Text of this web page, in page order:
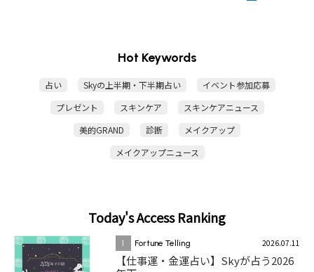
Hot Keywords
占い Skyの上半期・下半期占い
イベント参加応募
プレゼント
スキンケア
スキンケアニュース
美的GRAND
診断
メイクアップ
メイクアップニュース
Today's Access Ranking
1 Fortune Telling 2026.07.11
【仕事運・金運占い】Skyが占う2026